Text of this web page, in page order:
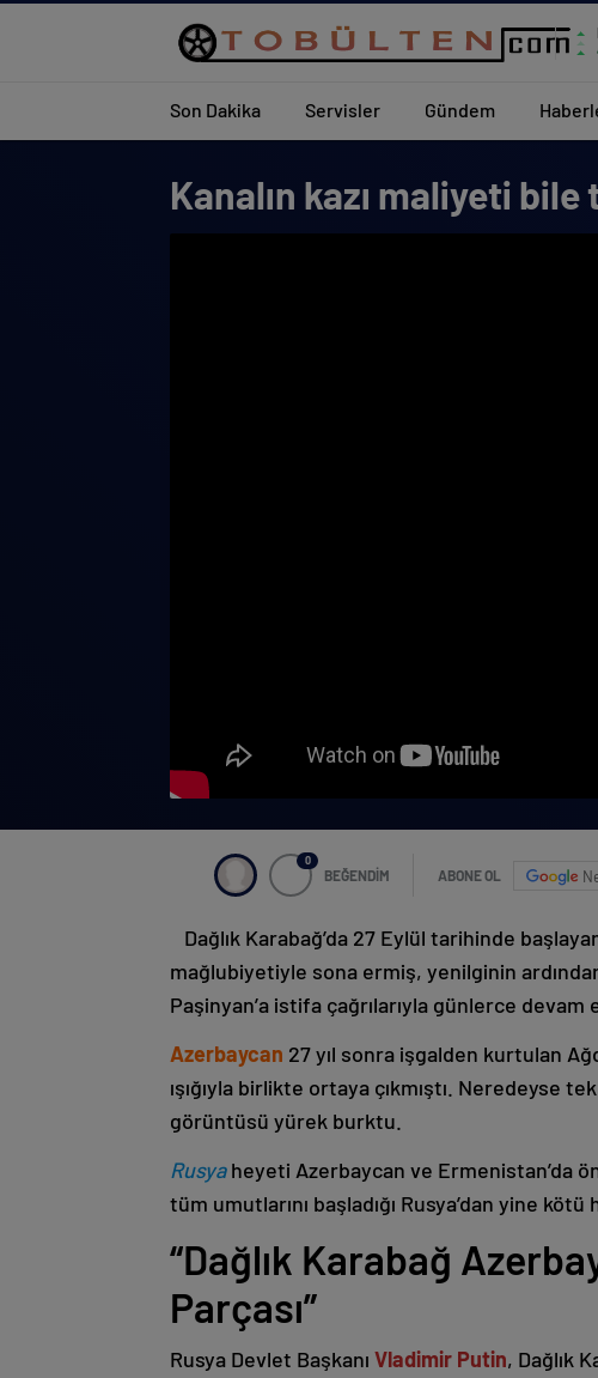
Son Dakika Servisler Gündem
Kanalın kazı maliyeti
0
BEĞENDİM ABONE OL
Dağlık Karabağ’da 27 Eylül tarihinde
mağlubiyetiyle sona ermiş, yenilginin
Paşinyan’a istifa çağrılarıyla günlerce devam
Azerbaycan 27 yıl sonra işgalden kurtulan
ışığıyla birlikte ortaya çıkmıştı. Neredeyse
görüntüsü yürek burktu.
Rusyaheyeti Azerbaycan ve Ermenistan’da
tüm umutlarını başladığı Rusya’dan yine kötü
“Dağlık Karabağ
Parçası”
Rusya Devlet Başkanı Vladimir Putin, Dağlık